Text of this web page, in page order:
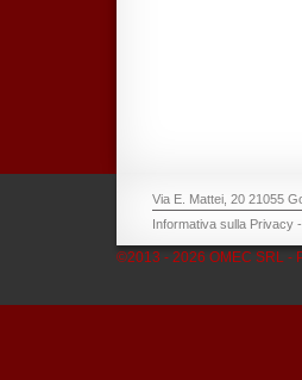
Via E. Mattei, 20 21055
Informativa sulla Privacy -
©2013 - 2026 OMEC SRL -